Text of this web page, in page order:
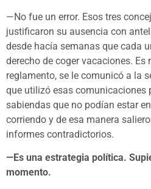
—No fue un error. Esos tres
justificaron su ausencia con
desde hacía semanas que cada
derecho de coger vacaciones. Es
reglamento, se le comunicó a la
que utilizó esas comunicaciones
sabiendas que no podían estar
corriendo y de esa manera
informes contradictorios.
—Es una estrategia política.
momento.